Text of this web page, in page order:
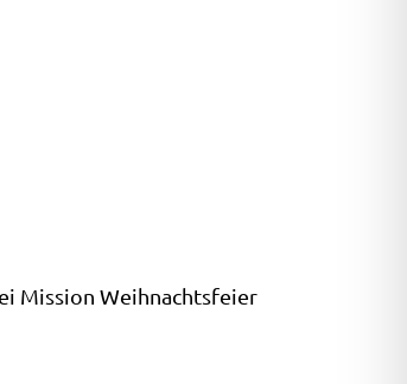
Mission Weihnachtsfeier